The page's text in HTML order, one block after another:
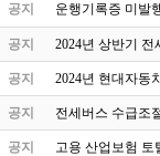
공지 운행기록증 미발
공지 2024년 상반기
공지 2024년 현대자동
공지 전세버스 수급조
공지 고용 산업보험 토